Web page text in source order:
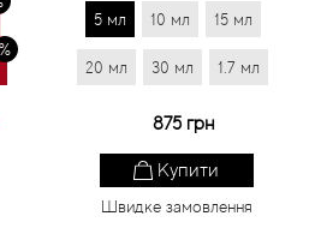
5 мл 10 мл 15 мл
20 мл 30 мл 1.7 мл
875 грн
Купити
Швидке замовлення